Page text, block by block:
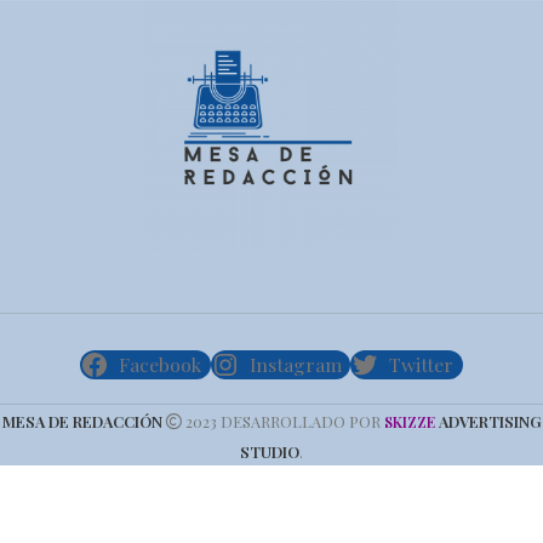
Facebook Instagram Twitter
MESA DE REDACCIÓN 2023 DESARROLLADO POR SKIZZEADVERTISING
STUDIO.